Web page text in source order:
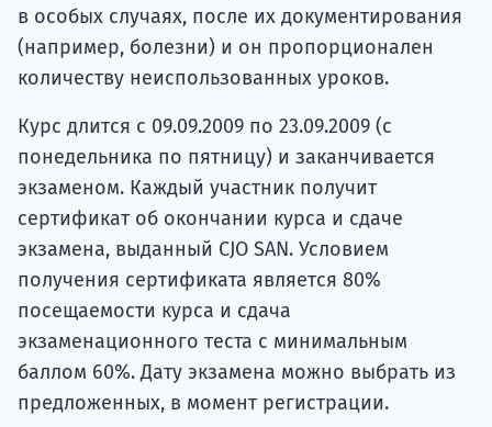
в особых случаях, после их документирования
(например, болезни) и он пропорционален
количеству неиспользованных уроков.
Курс длится с 09.09.2009 по 23.09.2009 (с
понедельника по пятницу) и заканчивается
экзаменом. Каждый участник получит
сертификат об окончании курса и сдаче
экзамена, выданный CJO SAN. Условием
получения сертификата является 80%
посещаемости курса и сдача
экзаменационного теста с минимальным
баллом 60%. Дату экзамена можно выбрать из
предложенных, в момент регистрации.